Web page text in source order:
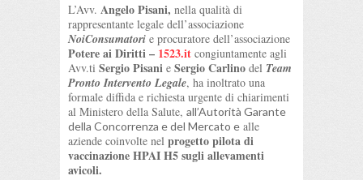
L’Avv. Angelo Pisani, nella qualità di
rappresentante legale dell’associazione
NoiConsumatori e procuratore dell’associazione
Potere ai Diritti – 1523.it congiuntamente agli
Avv.ti Sergio Pisani e Sergio Carlino del Team
Pronto Intervento Legale, ha inoltrato una
formale diffida e richiesta urgente di chiarimenti
al Ministero della Salute, all’Autorità Garante
della Concorrenza e del Mercato e alle
aziende coinvolte nel progetto pilota di
vaccinazione HPAI H5 sugli allevamenti
avicoli.